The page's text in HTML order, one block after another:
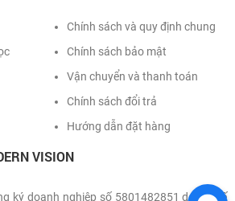
Chính sách và quy định chung
Chính sách bảo mật
Vận chuyển và thanh toán
Chính sách đổi trả
Hướng dẫn đặt hàng
VISION
ký doanh nghiệp số 5801482851 do Sở Kế